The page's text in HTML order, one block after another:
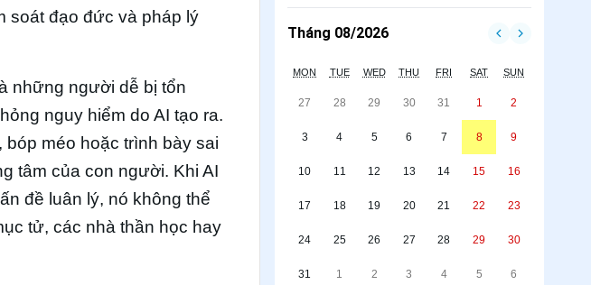
soát đạo đức và pháp lý
những người dễ bị tổn
nguy hiểm do AI tạo ra.
méo hoặc trình bày sai
tâm của con người. Khi AI
đề luân lý, nó không thể
tử, các nhà thần học hay
Tháng 08/2026
MON TUE WED THU FRI SAT SUN
27 28 29 30 31 1 2
3 4 5 6 7 8 9
10 11 12 13 14 15 16
17 18 19 20 21 22 23
24 25 26 27 28 29 30
31 1 2 3 4 5 6